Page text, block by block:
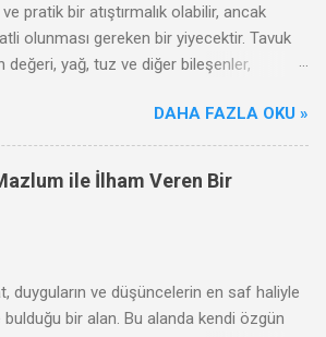
pratik bir atıştırmalık olabilir, ancak
olunması gereken bir yiyecektir. Tavuk
değeri, yağ, tuz ve diğer bileşenler,
olumsuz etkileri, zararları ve sağlıklı
bilgi vereceğiz.
DAHA FAZLA OKU »
ile İlham Veren Bir
duyguların ve düşüncelerin en saf haliyle
bulduğu bir alan. Bu alanda kendi özgün